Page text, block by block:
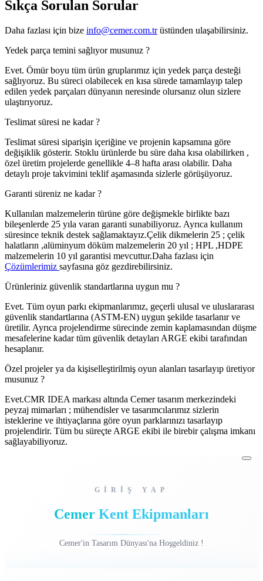
Sıkça Sorulan Sorular
Daha fazlası için bize info@cemer.com.trüstünden ulaşabilirsiniz.
Yedek parça temini sağlıyor musunuz ?
Evet. Ömür boyu tüm ürün gruplarımız için yedek parça desteği
sağlıyoruz. Bu süreci olabilecek en kısa sürede tamamlayıp talep
edilen yedek parçaları dünyanın neresinde olursanız olun sizlere
ulaştırıyoruz.
Teslimat süresi ne kadar ?
Teslimat süresi siparişin içeriğine ve projenin kapsamına göre
değişiklik gösterir. Stoklu ürünlerde bu süre daha kısa olabilirken ,
özel üretim projelerde genellikle 4–8 hafta arası olabilir. Daha
detaylı proje takvimini teklif aşamasında sizlerle görüşüyoruz.
Garanti süreniz ne kadar ?
Kullanılan malzemelerin türüne göre değişmekle birlikte bazı
bileşenlerde 25 yıla varan garanti sunabiliyoruz. Ayrıca kullanım
süresince teknik destek sağlamaktayız.Çelik dikmelerin 25 ; çelik
halatların ,alüminyum döküm malzemelerin 20 yıl ; HPL ,HDPE
malzemelerin 10 yıl garantisi mevcuttur.Daha fazlası için
Çözümlerimiz sayfasına göz gezdirebilirsiniz.
Ürünleriniz güvenlik standartlarına uygun mu ?
Evet. Tüm oyun parkı ekipmanlarımız, geçerli ulusal ve uluslararası
güvenlik standartlarına (ASTM-EN) uygun şekilde tasarlanır ve
üretilir. Ayrıca projelendirme sürecinde zemin kaplamasından düşme
mesafelerine kadar tüm güvenlik detayları ARGE ekibi tarafından
hesaplanır.
Özel projeler ya da kişiselleştirilmiş oyun alanları tasarlayıp üretiyor
musunuz ?
Evet.CMR IDEA markası altında Cemer tasarım merkezindeki
peyzaj mimarları ; mühendisler ve tasarımcılarımız sizlerin
isteklerine ve ihtiyaçlarına göre oyun parklarınızı tasarlayıp
projelendirir. Tüm bu süreçte ARGE ekibi ile birebir çalışma imkanı
sağlayabiliyoruz.
GİRİŞ YAP
Cemer Kent Ekipmanları
Cemer'in Tasarım Dünyası'na Hoşgeldiniz !